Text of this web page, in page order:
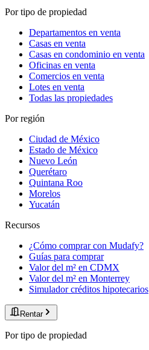
Por tipo de propiedad
Departamentos en venta
Casas en venta
Casas en condominio en venta
Oficinas en venta
Comercios en venta
Lotes en venta
Todas las propiedades
Por región
Ciudad de México
Estado de México
Nuevo León
Querétaro
Quintana Roo
Morelos
Yucatán
Recursos
¿Cómo comprar con Mudafy?
Guías para comprar
Valor del m² en CDMX
Valor del m² en Monterrey
Simulador créditos hipotecarios
Rentar
Por tipo de propiedad